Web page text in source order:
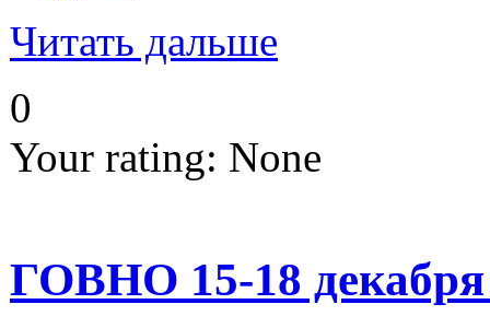
Читать дальше
0
Your rating: None
ГОВНО 15-18 декабря